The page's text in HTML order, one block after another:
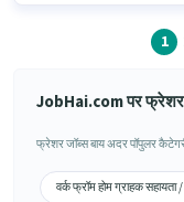
1
JobHai.com पर
फ्रेशर जॉब्स बाय अदर पॉपुलर
वर्क फ्रॉम होम ग्राहक